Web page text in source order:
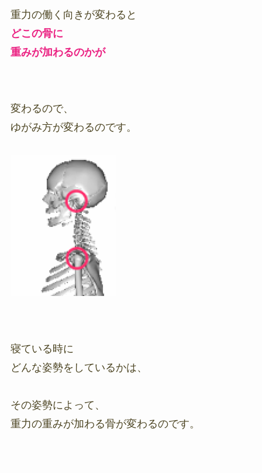
重力の働く向きが変わると
どこの骨に
重みが加わるのかが
変わるので、
ゆがみ方が変わるのです。
寝ている時に
どんな姿勢をしているかは、
その姿勢によって、
重力の重みが加わる骨が変わるのです。